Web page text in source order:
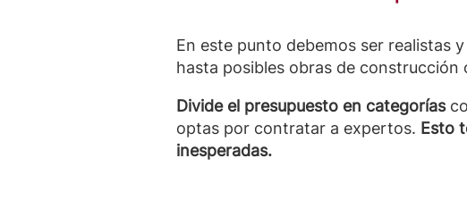
En este punto debemos ser realistas
hasta posibles obras de construcción
Divide el presupuesto en categorías
optas por contratar a expertos. Esto
inesperadas.